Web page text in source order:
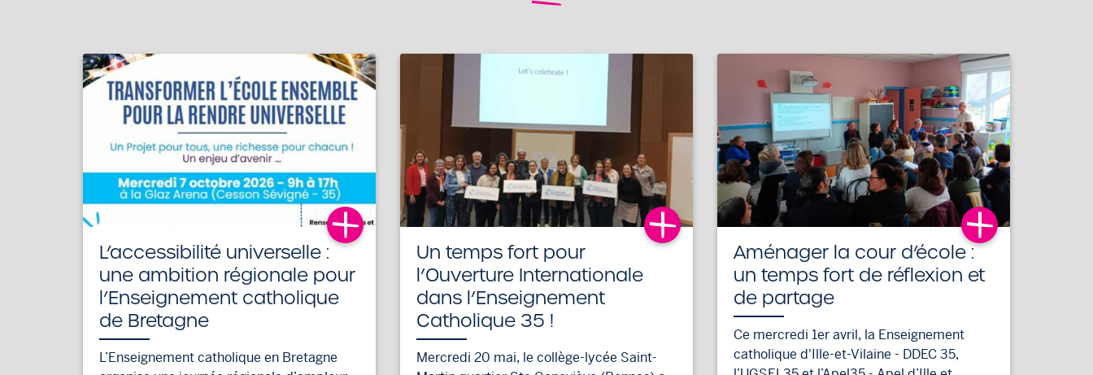
L’accessibilité universelle :
une ambition régionale pour
l’Enseignement catholique
de Bretagne
L’Enseignement catholique en Bretagne
Un temps fort pour
l’Ouverture Internationale
dans l’Enseignement
Catholique 35 !
Mercredi 20 mai, le collège-lycée Saint-
Aménager la cour d’école :
un temps fort de réflexion et
de partage
Ce mercredi 1er avril, la Enseignement
catholique d'Ille-et-Vilaine - DDEC 35,